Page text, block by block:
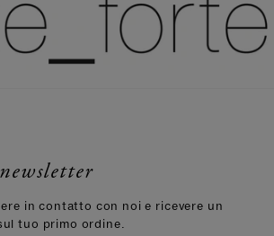
in contatto con noi e ricevere un
tuo primo ordine.